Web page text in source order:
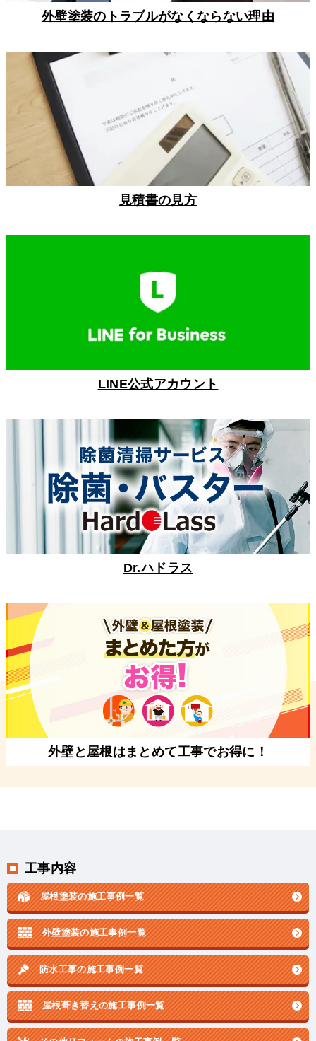
外壁塗装のトラブルがなくならない理由
見積書の見方
LINE公式アカウント
Dr.ハドラス
外壁と屋根はまとめて工事でお得に！
工事内容
屋根塗装の施工事例一覧
外壁塗装の施工事例一覧
防水工事の施工事例一覧
屋根葺き替えの施工事例一覧